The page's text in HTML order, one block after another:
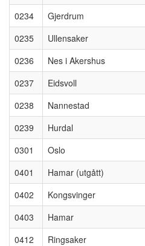
0234
Gjerdrum
0235
Ullensaker
0236
Nes i Akershus
0237
Eidsvoll
0238
Nannestad
0239
Hurdal
0301
Oslo
0401
Hamar (utgått)
0402
Kongsvinger
0403
Hamar
0412
Ringsaker